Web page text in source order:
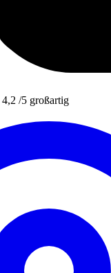
4,2 /5 großartig